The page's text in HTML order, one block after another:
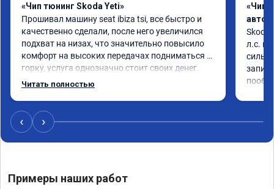
«Чип тюнинг Skoda Yeti»
Прошивал машину seat ibiza tsi, все быстро и
качественно сделали, после него увеличился
подхват на низах, что значительно повысило
комфорт на высоких передачах подниматься в
горку, услуга однозначно стоит своих денег.
Читать полностью
«Чип
Skoda
л.с.
‹ ›
Примеры наших работ